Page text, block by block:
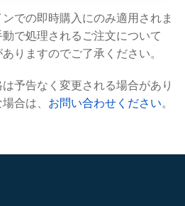
での即時購入にのみ適用されま
で処理されるご注文について
りますのでご了承ください。
予告なく変更される場合があり
合は、 お問い合わせください。